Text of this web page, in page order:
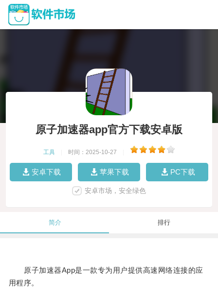
原子加速器app官方下载安卓版
工具 时间：2025-10-27
安卓下载 苹果下载 PC下载
安卓市场，安全绿色
简介 排行
原子加速器App是一款专为用户提供高速网络连接的应
用程序。